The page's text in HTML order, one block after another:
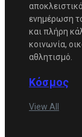
ενημέρωση
και πλήρη
κοινωνία,
αθλητισμό.
Κόσμος
View All